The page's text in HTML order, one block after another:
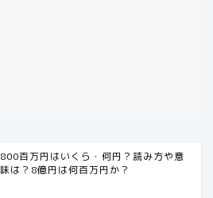
800百万円はいくら・何円？読み方や意
味は？8億円は何百万円か？